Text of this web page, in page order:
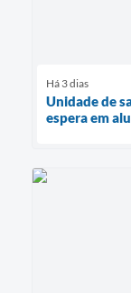
Há 3 dias
Unidade de
espera em